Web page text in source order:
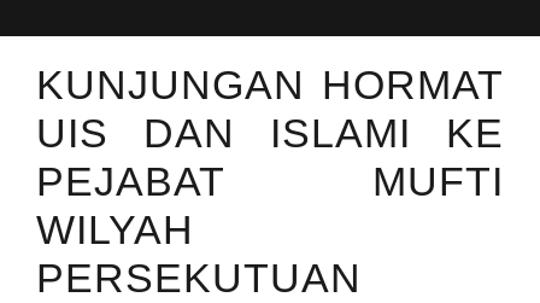
KUNJUNGAN HORMAT
UIS DAN ISLAMI KE
PEJABAT MUFTI
WILYAH
PERSEKUTUAN